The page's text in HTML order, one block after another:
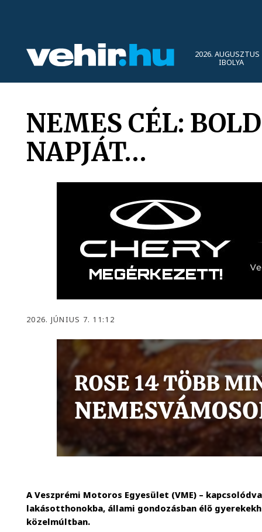
2026. AUGUSZTUS
IBOLYA
NEMES CÉL:
NAPJÁT…
2026. JÚNIUS 7. 11:12
A Veszprémi Motoros Egyesület (VME) –
lakásotthonokba, állami gondozásban élő
közelmúltban.